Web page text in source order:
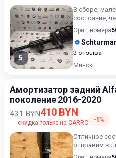
5
В сборе,
состояние,
Ориг. номера
3 отзыва
Минск
Амортизатор задний
поколение 2016-2020
431 BYN410 BYN
скидка только на CARRO -5%
Отличное
отправим в